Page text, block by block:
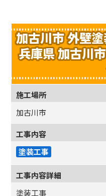
加古川市 外壁
兵庫県 加古川
施工場所
加古川市
工事内容
塗装工事
工事内容詳細
塗装工事